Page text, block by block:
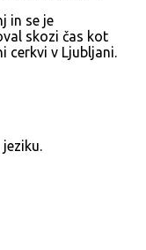
in se je
skozi čas kot
cerkvi v Ljubljani.